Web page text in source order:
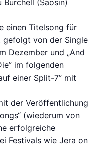
einen Titelsong für
gefolgt von der Single
Dezember und „And
im folgenden
einer Split-7” mit
der Veröffentlichung
(wiederum von
erfolgreiche
Festivals wie Jera on